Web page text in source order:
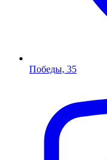
Победы, 35